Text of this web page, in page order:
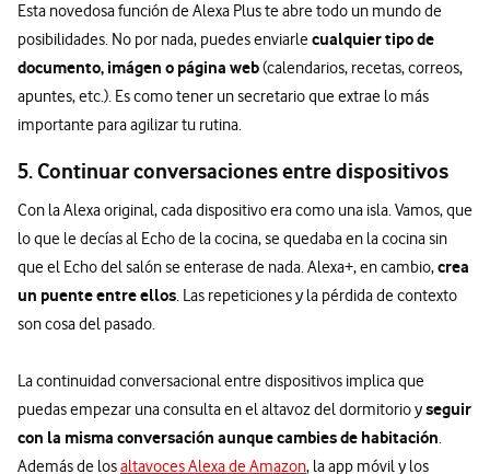
Esta novedosa función de Alexa Plus te abre todo un mundo de
posibilidades. No por nada, puedes enviarlecualquier tipo de
documento, imágen o página web(calendarios, recetas, correos,
apuntes, etc.). Es como tener un secretario que extrae lo más
importante para agilizar tu rutina.
5. Continuar conversaciones entre dispositivos
Con la Alexa original, cada dispositivo era como una isla. Vamos, que
lo que le decías al Echo de la cocina, se quedaba en la cocina sin
que el Echo del salón se enterase de nada. Alexa+, en cambio,crea
un puente entre ellos. Las repeticiones y la pérdida de contexto
son cosa del pasado.
La continuidad conversacional entre dispositivos implica que
puedas empezar una consulta en el altavoz del dormitorio yseguir
con la misma conversación aunque cambies de habitación.
Además de losaltavoces Alexa de Amazon, la app móvil y los